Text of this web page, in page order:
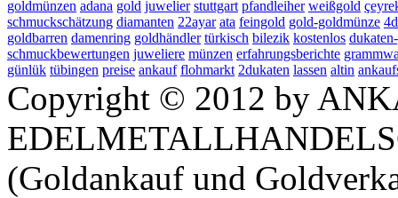
goldmünzen adana gold juwelier stuttgart pfandleiher weißgold
schmuckschätzung diamanten 22ayar ata feingold gold-goldmünze
goldbarren damenring goldhändler türkisch bilezik kostenlos
schmuckbewertungen juweliere münzen erfahrungsberichte
günlük tübingen preise ankauf flohmarkt 2dukaten lassen altin
Copyright © 2012 by
(Goldankauf und